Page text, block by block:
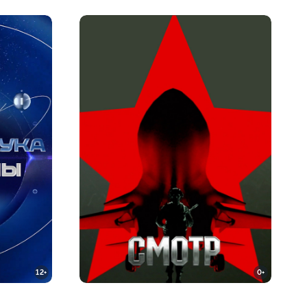
12+ 0+